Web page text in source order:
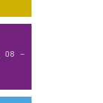
08 –